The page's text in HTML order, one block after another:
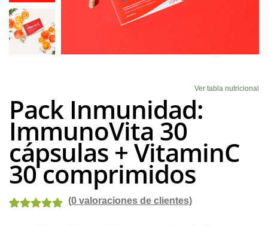
Ver tabla nutricional
Pack Inmunidad:
ImmunoVita 30
cápsulas + VitaminC
30 comprimidos
(0valoraciones de clientes)